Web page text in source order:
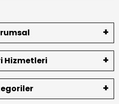
Hizmetleri